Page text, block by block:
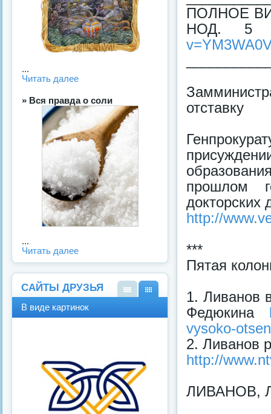
ПОЛНОЕ
НОД. 5
отставку
прошлом
докторских
http://
***
Пятая
1. Ливанов
Федюкина
vysoko-
2. Ливанов
http://
ЛИВАНОВ,
...
Читать далее
» Вся правда о соли
...
Читать далее
САЙТЫ ДРУЗЬЯ
В виде картинок